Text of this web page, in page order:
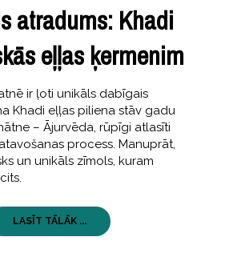
atradums: Khadi
eļļas ķermenim
ir ļoti unikāls dabīgais
Khadi eļļas piliena stāv gadu
– Ājurvēda, rūpīgi atlasīti
process. Manuprāt,
un unikāls zīmols, kuram
LASĪT TĀLĀK ...